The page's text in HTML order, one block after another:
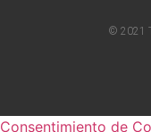
© 2021
Consentimiento de